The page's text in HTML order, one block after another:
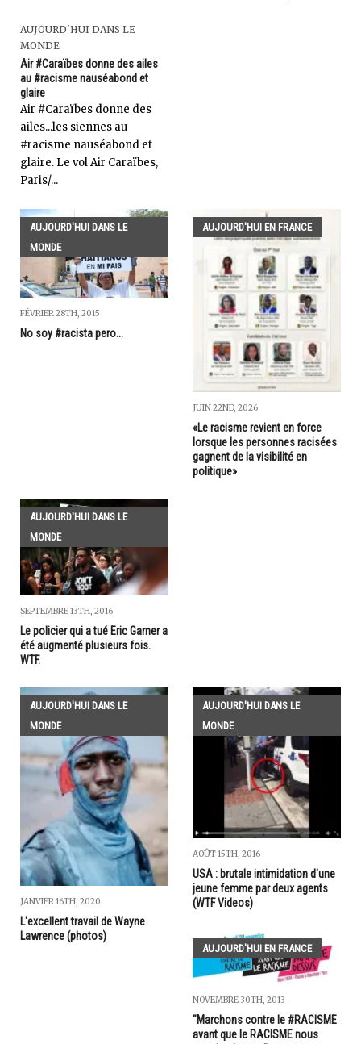
AUJOURD'HUI DANS LE
MONDE
Air #Caraïbes donne des ailes
au #racisme nauséabond et
glaire
Air #Caraïbes donne des
ailes...les siennes au
#racisme nauséabond et
glaire. Le vol Air Caraïbes,
Paris/...
AUJOURD'HUI DANS LE
MONDE
FÉVRIER 28TH, 2015
No soy #racista pero...
AUJOURD'HUI EN FRANCE
JUIN 22ND, 2026
«Le racisme revient en force
lorsque les personnes racisées
gagnent de la visibilité en
politique»
AUJOURD'HUI DANS LE
MONDE
SEPTEMBRE 13TH, 2016
Le policier qui a tué Eric Garner a
été augmenté plusieurs fois.
WTF.
AUJOURD'HUI DANS LE
MONDE
JANVIER 16TH, 2020
L'excellent travail de Wayne
Lawrence (photos)
AUJOURD'HUI DANS LE
MONDE
AOÛT 15TH, 2016
USA : brutale intimidation d'une
jeune femme par deux agents
(WTF Videos)
AUJOURD'HUI EN FRANCE
NOVEMBRE 30TH, 2013
"Marchons contre le #RACISME
avant que le RACISME nous